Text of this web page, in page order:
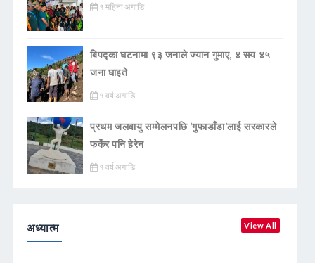
१ महिना अगाडि
बिपद्का घटनामा ९३ जनाले ज्यान गुमाए, ४ सय ४५
जना घाइते
१ वर्ष अगाडि
प्रथम जलवायु सम्मेलनपछि ‘गुफाडाँडा’लाई सरकारले
फर्केर पनि हेरेन
१ वर्ष अगाडि
अध्यात्म View All